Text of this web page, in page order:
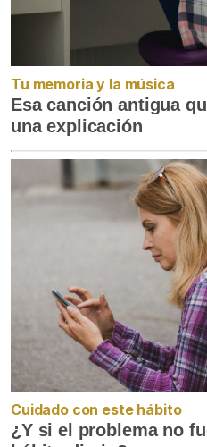
Tu memoria y la música
Esa canción antigua
una explicación
Cuidado con este hábito
¿Y si el problema no